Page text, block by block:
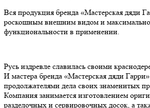
Вся продукция бренда «Мастерская дяди
роскошным внешним видом и
функциональности в применении.
Русь издревле славилась своими
И мастера бренда «Мастерская дяди
продолжателями дела своих знаменитых
Компания занимается изготовлением
разделочных и сервировочных досок, а